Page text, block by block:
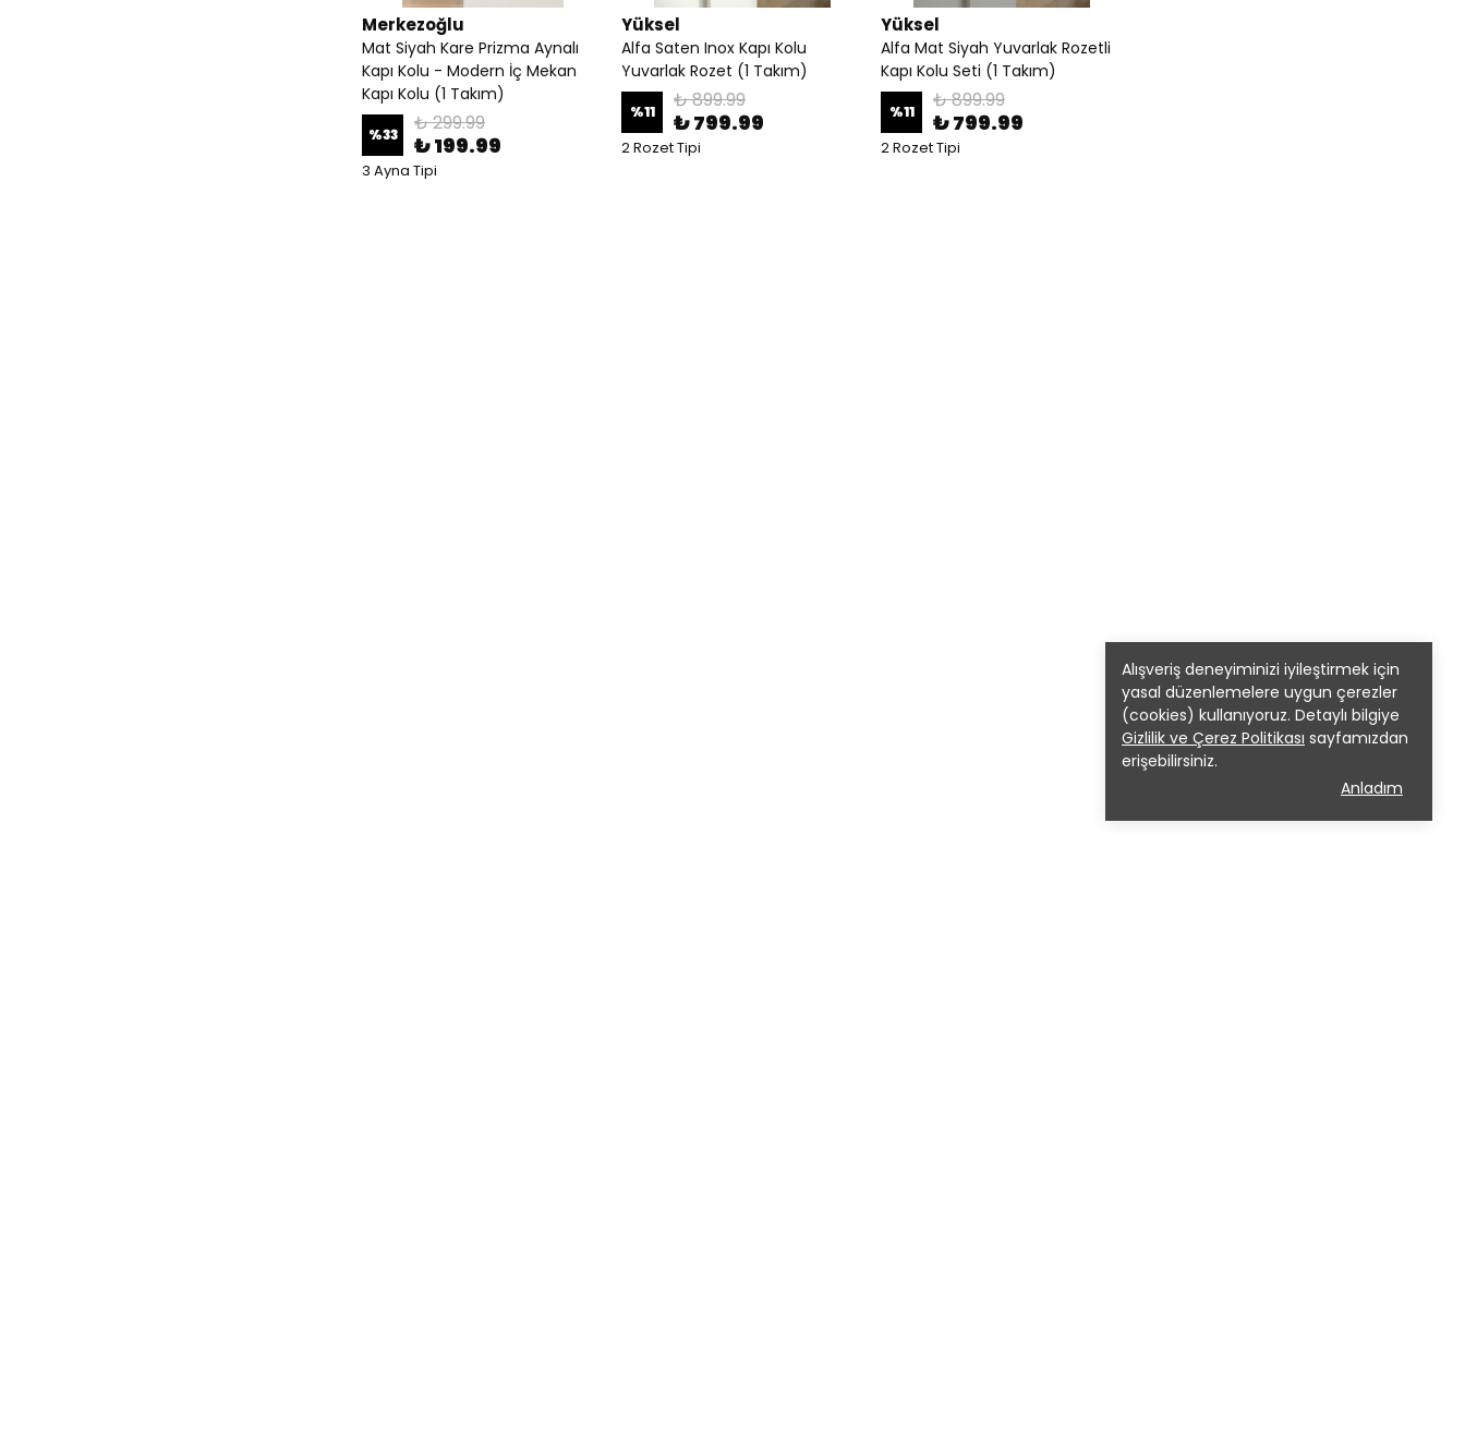
Alışveriş deneyiminizi iyileştirmek için
yasal düzenlemelere uygun çerezler
(cookies) kullanıyoruz. Detaylı bilgiye
Gizlilik ve Çerez Politikası sayfamızdan
erişebilirsiniz.
Anladım
Merkezoğlu
Mat Siyah Kare Prizma Aynalı
Kapı Kolu - Modern İç Mekan
Kapı Kolu (1 Takım)
%33 ₺ 299.99
₺ 199.99
3 Ayna Tipi
Yüksel
Alfa Saten Inox Kapı Kolu
Yuvarlak Rozet (1 Takım)
%11 ₺ 899.99
₺ 799.99
2 Rozet Tipi
Yüksel
Alfa Mat Siyah Yuvarlak Rozetli
Kapı Kolu Seti (1 Takım)
%11 ₺ 899.99
₺ 799.99
2 Rozet Tipi